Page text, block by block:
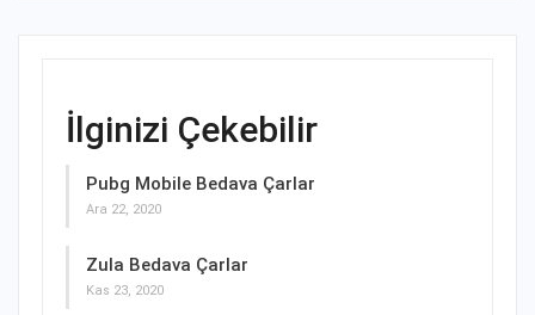
İlginizi Çekebilir
Pubg Mobile Bedava Çarlar
Ara 22, 2020
Zula Bedava Çarlar
Kas 23, 2020